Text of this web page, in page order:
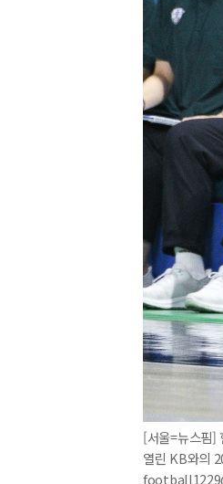
[서울=뉴스핌]
열린 KB와의